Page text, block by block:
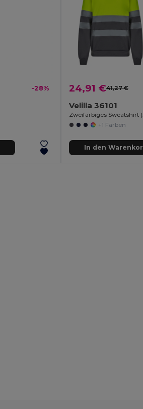
-28% 24,91 €41,27 €
Velilla 36101
+1 Farben
In den